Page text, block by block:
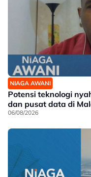
NIAGA AWANI
Potensi teknologi
dan pusat data di
06/08/2026